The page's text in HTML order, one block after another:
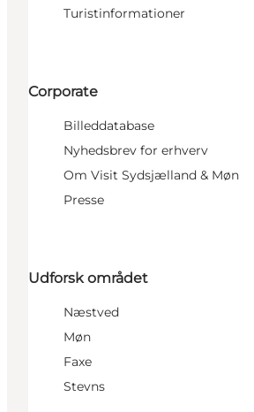
Turistinformationer
Corporate
Billeddatabase
Nyhedsbrev for erhverv
Om Visit Sydsjælland & Møn
Presse
Udforsk området
Næstved
Møn
Faxe
Stevns